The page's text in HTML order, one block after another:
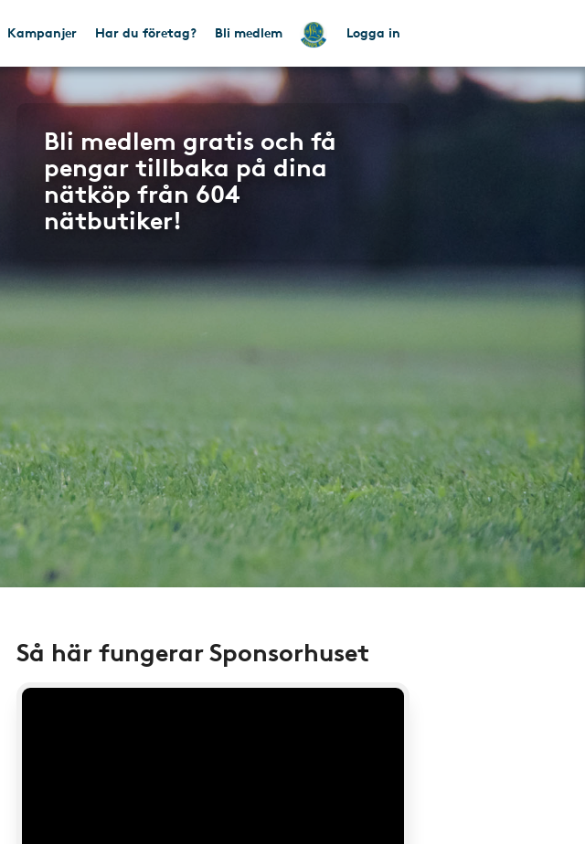
Kampanjer Har du företag? Bli medlem Logga in
Bli medlem gratis och få
pengar tillbaka på dina
nätköp från 604
nätbutiker!
Så här fungerar Sponsorhuset